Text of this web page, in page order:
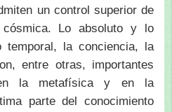
un control superior de
Lo absoluto y lo
la conciencia, la
entre otras, importantes
la metafísica y en la
parte del conocimiento